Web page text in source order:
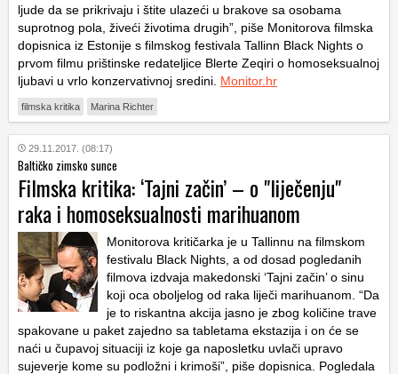
ljude da se prikrivaju i štite ulazeći u brakove sa osobama
suprotnog pola, živeći životima drugih”, piše Monitorova filmska
dopisnica iz Estonije s filmskog festivala Tallinn Black Nights o
prvom filmu prištinske redateljice Blerte Zeqiri o homoseksualnoj
ljubavi u vrlo konzervativnoj sredini. Monitor.hr
filmska kritika Marina Richter
29.11.2017. (08:17)
Baltičko zimsko sunce
Filmska kritika: ‘Tajni začin’ – o "liječenju"
raka i homoseksualnosti marihuanom
Monitorova kritičarka je u Tallinnu na filmskom
festivalu Black Nights, a od dosad pogledanih
filmova izdvaja makedonski ‘Tajni začin’ o sinu
koji oca oboljelog od raka liječi marihuanom. “Da
je to riskantna akcija jasno je zbog količine trave
spakovane u paket zajedno sa tabletama ekstazija i on će se
naći u čupavoj situaciji iz koje ga naposletku uvlači upravo
sujeverje kome su podložni i krimoši”, piše dopisnica. Pogledala